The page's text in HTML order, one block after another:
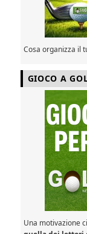
Cosa organizza il
GIOCO A
Una motivazione